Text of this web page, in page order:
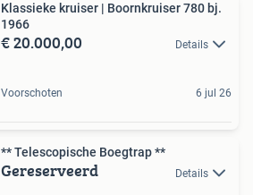
Klassieke kruiser | Boornkruiser 780 bj.
1966
€ 20.000,00 Details
Voorschoten 6 jul 26
** Telescopische Boegtrap **
Gereserveerd Details